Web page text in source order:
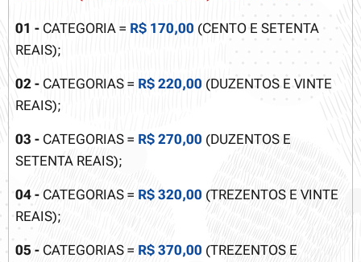
01 - CATEGORIA = R$ 170,00 (CENTO E SETENTA
REAIS);
02 - CATEGORIAS = R$ 220,00 (DUZENTOS E VINTE
REAIS);
03 - CATEGORIAS = R$ 270,00 (DUZENTOS E
SETENTA REAIS);
04 - CATEGORIAS = R$ 320,00 (TREZENTOS E VINTE
REAIS);
05 - CATEGORIAS = R$ 370,00 (TREZENTOS E